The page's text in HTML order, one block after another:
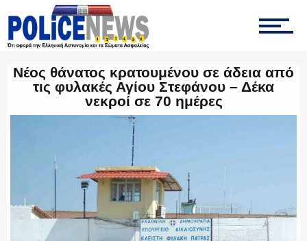
ΕΚΑΜ
Νέος θάνατος κρατουμένου σε άδεια από
τις φυλακές Αγίου Στεφάνου – Δέκα
νεκροί σε 70 ημέρες